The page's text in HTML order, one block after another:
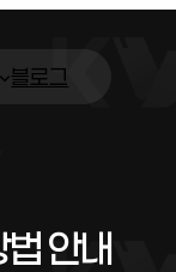
블로그
안내